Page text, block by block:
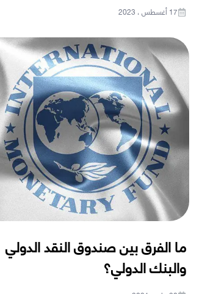
17 أغسطس ، 2023
ما الفرق بين صندوق النقد الدولي
والبنك الدولي؟